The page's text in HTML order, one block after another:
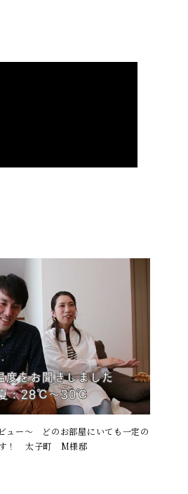
ュー～ どのお部屋にいても一定の
す！ 太子町 M様邸